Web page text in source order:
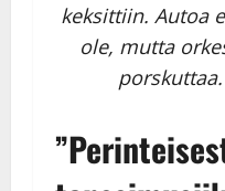
keksittiin. Autoa
ole, mutta
porskuttaa.